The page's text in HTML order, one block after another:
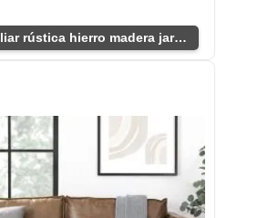
Mesa auxiliar rústica hierro madera jardín patio